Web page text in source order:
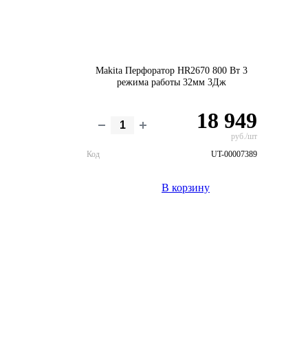
Makita Перфоратор HR2670 800 Вт 3
режима работы 32мм 3Дж
18 949
руб./шт
Код
UT-00007389
В корзину